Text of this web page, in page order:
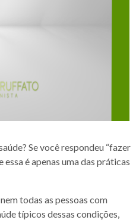
Se você respondeu “fazer
é apenas uma das práticas
todas as pessoas com
típicos dessas condições,